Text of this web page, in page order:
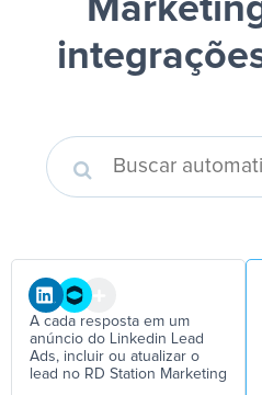
A cada resposta em um
anúncio do Linkedin Lead
Ads, incluir ou atualizar o
lead no RD Station Marketing